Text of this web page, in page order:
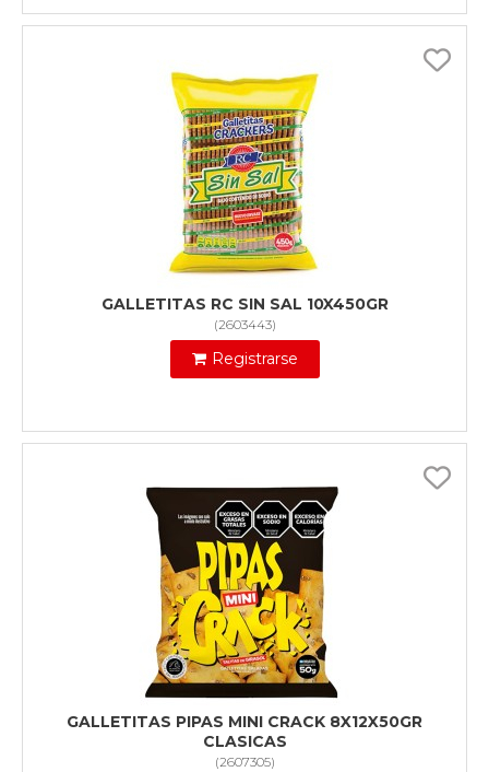
GALLETITAS RC SIN SAL 10X450GR
(2603443)
Registrarse
GALLETITAS PIPAS MINI CRACK 8X12X50GR
CLASICAS
(2607305)